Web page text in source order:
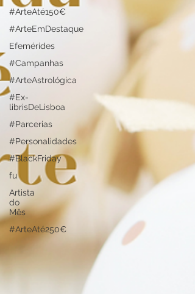
#ArteAté150€
#ArteEmDestaque
Efemérides
#Campanhas
#ArteAstrológica
#Ex-
librisDeLisboa
#Parcerias
#Personalidades
#BlackFriday
fu
Artista
do
Mês
#ArteAté250€